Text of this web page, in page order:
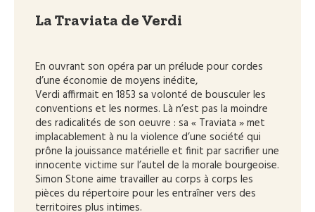
La Traviata de Verdi
En ouvrant son opéra par un prélude pour cordes
d’une économie de moyens inédite,
Verdi affirmait en 1853 sa volonté de bousculer les
conventions et les normes. Là n’est pas la moindre
des radicalités de son oeuvre : sa « Traviata » met
implacablement à nu la violence d’une société qui
prône la jouissance matérielle et finit par sacrifier une
innocente victime sur l’autel de la morale bourgeoise.
Simon Stone aime travailler au corps à corps les
pièces du répertoire pour les entraîner vers des
territoires plus intimes.